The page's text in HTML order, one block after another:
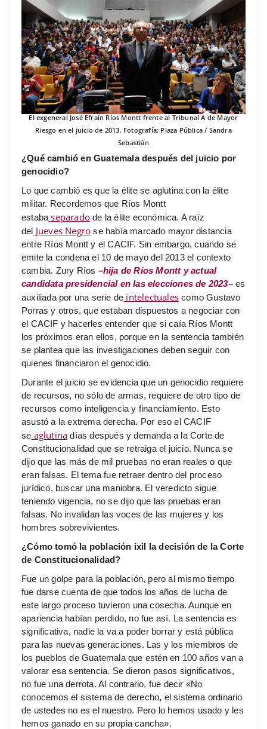
El exgeneral José Efraín Ríos Montt frente al Tribunal A de Mayor
Riesgo en el juicio de 2013. Fotografía: Plaza Pública / Sandra
Sebastián
¿Qué cambió en Guatemala después del juicio por
genocidio?
Lo que cambió es que la élite se aglutina con la élite
militar. Recordemos que Ríos Montt
estaba separado de la élite económica. A raíz
del Jueves Negro se había marcado mayor distancia
entre Ríos Montt y el CACIF. Sin embargo, cuando se
emite la condena el 10 de mayo del 2013 el contexto
cambia. Zury Ríos –hija de Ríos Montt y actual
candidata presidencial en las elecciones de 2023–es
auxiliada por una serie de intelectuales como Gustavo
Porras y otros, que estaban dispuestos a negociar con
el CACIF y hacerles entender que si caía Ríos Montt
los próximos eran ellos, porque en la sentencia también
se plantea que las investigaciones deben seguir con
quienes financiaron el genocidio.
Durante el juicio se evidencia que un genocidio requiere
de recursos, no sólo de armas, requiere de otro tipo de
recursos como inteligencia y financiamiento. Esto
asustó a la extrema derecha. Por eso el CACIF
se aglutina días después y demanda a la Corte de
Constitucionalidad que se retraiga el juicio. Nunca se
dijo que las más de mil pruebas no eran reales o que
eran falsas. El tema fue retraer dentro del proceso
jurídico, buscar una maniobra. El veredicto sigue
teniendo vigencia, no se dijo que las pruebas eran
falsas. No invalidan las voces de las mujeres y los
hombres sobrevivientes.
¿Cómo tomó la población ixil la decisión de la Corte
de Constitucionalidad?
Fue un golpe para la población, pero al mismo tiempo
fue darse cuenta de que todos los años de lucha de
este largo proceso tuvieron una cosecha. Aunque en
apariencia habían perdido, no fue así. La sentencia es
significativa, nadie la va a poder borrar y está pública
para las nuevas generaciones. Las y los miembros de
los pueblos de Guatemala que estén en 100 años van a
valorar esa sentencia. Se dieron pasos significativos,
no fue una derrota. Al contrario, fue decir «No
conocemos el sistema de derecho, el sistema ordinario
de ustedes no es el nuestro. Pero lo hemos usado y les
hemos ganado en su propia cancha».